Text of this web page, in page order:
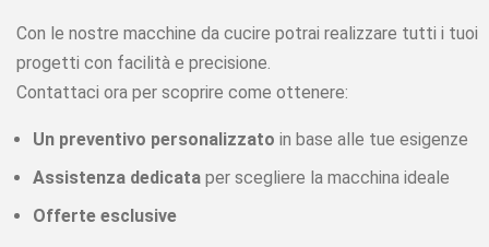
Con le nostre macchine da cucire potrai realizzare tutti i tuoi
progetti con facilità e precisione.
Contattaci ora per scoprire come ottenere:
Un preventivo personalizzato in base alle tue esigenze
Assistenza dedicata per scegliere la macchina ideale
Offerte esclusive